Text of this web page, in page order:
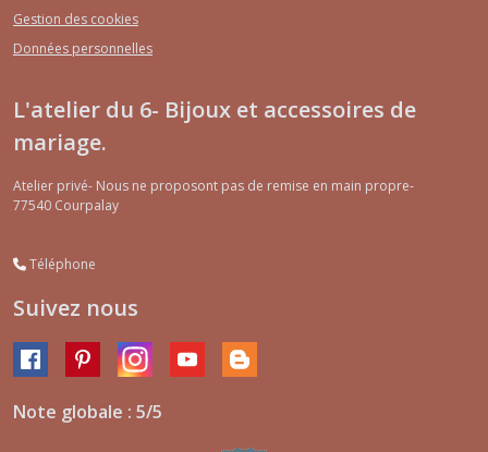
Gestion des cookies
Données personnelles
L'atelier du 6- Bijoux et accessoires de
mariage.
Atelier privé- Nous ne proposont pas de remise en main propre-
77540 Courpalay
Téléphone
Suivez nous
Note globale : 5/5